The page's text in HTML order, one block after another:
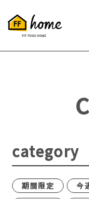
category
期間限定 今